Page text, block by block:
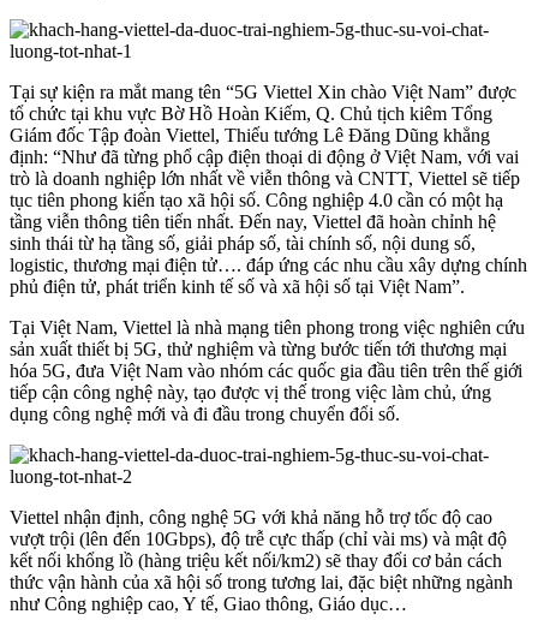
Tại sự kiện ra mắt mang tên “5G Viettel Xin chào Việt Nam” được
tổ chức tại khu vực Bờ Hồ Hoàn Kiếm, Q. Chủ tịch kiêm Tổng
Giám đốc Tập đoàn Viettel, Thiếu tướng Lê Đăng Dũng khẳng
định: “Như đã từng phổ cập điện thoại di động ở Việt Nam, với vai
trò là doanh nghiệp lớn nhất về viễn thông và CNTT, Viettel sẽ tiếp
tục tiên phong kiến tạo xã hội số. Công nghiệp 4.0 cần có một hạ
tầng viễn thông tiên tiến nhất. Đến nay, Viettel đã hoàn chỉnh hệ
sinh thái từ hạ tầng số, giải pháp số, tài chính số, nội dung số,
logistic, thương mại điện tử…. đáp ứng các nhu cầu xây dựng chính
phủ điện tử, phát triển kinh tế số và xã hội số tại Việt Nam”.
Tại Việt Nam, Viettel là nhà mạng tiên phong trong việc nghiên cứu
sản xuất thiết bị 5G, thử nghiệm và từng bước tiến tới thương mại
hóa 5G, đưa Việt Nam vào nhóm các quốc gia đầu tiên trên thế giới
tiếp cận công nghệ này, tạo được vị thế trong việc làm chủ, ứng
dụng công nghệ mới và đi đầu trong chuyển đổi số.
Viettel nhận định, công nghệ 5G với khả năng hỗ trợ tốc độ cao
vượt trội (lên đến 10Gbps), độ trễ cực thấp (chỉ vài ms) và mật độ
kết nối khổng lồ (hàng triệu kết nối/km2) sẽ thay đổi cơ bản cách
thức vận hành của xã hội số trong tương lai, đặc biệt những ngành
như Công nghiệp cao, Y tế, Giao thông, Giáo dục…